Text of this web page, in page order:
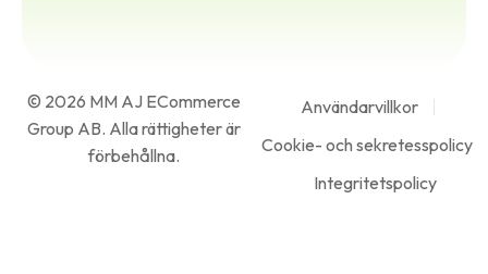
© 2026 MM AJ ECommerce
Group AB. Alla rättigheter är
förbehållna.
Användarvillkor
Cookie- och sekretesspolicy
Integritetspolicy